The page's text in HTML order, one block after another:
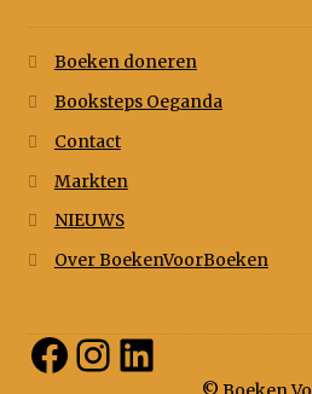
Boeken doneren
Booksteps Oeganda
Contact
Markten
NIEUWS
Over BoekenVoorBoeken
Facebook
Instagram
LinkedIn